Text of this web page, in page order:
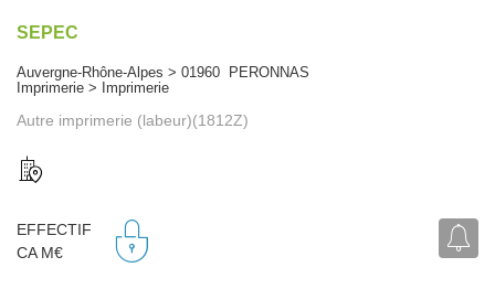
SEPEC
Auvergne-Rhône-Alpes > 01960 PERONNAS
Imprimerie > Imprimerie
Autre imprimerie (labeur)(1812Z)
EFFECTIF
CA M€